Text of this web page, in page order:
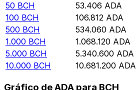
50 BCH 53.406 ADA
100 BCH 106.812 ADA
500 BCH 534.060 ADA
1.000 BCH 1.068.120 ADA
5.000 BCH 5.340.600 ADA
10.000 BCH 10.681.200 ADA
Gráfico de ADA para BCH